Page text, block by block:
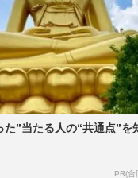
た”当たる人の“共通点”を
PR(合